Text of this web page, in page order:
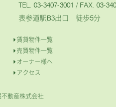
TEL. 03-3407-3001 / FAX. 03-
表参道駅B3出口 徒歩5分
賃貸物件一覧
売買物件一覧
オーナー様へ
アクセス
動産株式会社